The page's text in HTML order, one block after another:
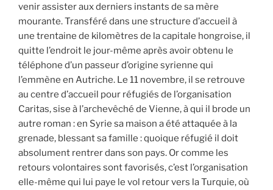
venir assister aux derniers instants de sa mère
mourante. Transféré dans une structure d’accueil à
une trentaine de kilomètres de la capitale hongroise, il
quitte l’endroit le jour-même après avoir obtenu le
téléphone d’un passeur d’origine syrienne qui
l’emmène en Autriche. Le 11 novembre, il se retrouve
au centre d’accueil pour réfugiés de l’organisation
Caritas, sise à l’archevêché de Vienne, à qui il brode un
autre roman : en Syrie sa maison a été attaquée à la
grenade, blessant sa famille : quoique réfugié il doit
absolument rentrer dans son pays. Or comme les
retours volontaires sont favorisés, c’est l’organisation
elle-même qui lui paye le vol retour vers la Turquie, où